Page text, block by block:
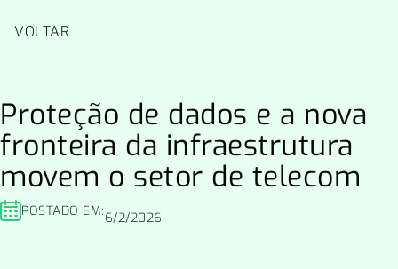
paraVOLTAR
Proteção de dados e a nova
fronteira da infraestrutura
movem o setor de telecom
POSTADO EM:6/2/2026